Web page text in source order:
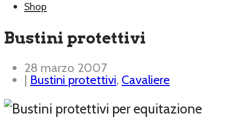
Shop
Bustini protettivi
28 marzo 2007
| Bustini protettivi, Cavaliere